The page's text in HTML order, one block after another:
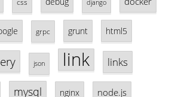
css django
grpc grunt html5
json link links
mysql nginx node.js